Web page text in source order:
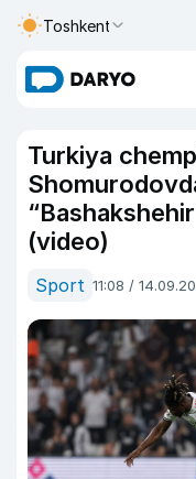
Toshkent
Turkiya
(video)
Sport 11:08 /